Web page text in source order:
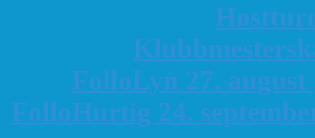
K
FolloLyn 27. august
FolloHurtig 24.